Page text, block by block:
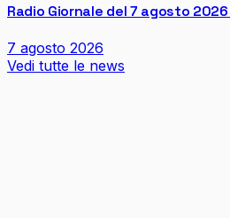
Radio Giornale del 7 agosto
7 agosto 2026
Vedi tutte le news